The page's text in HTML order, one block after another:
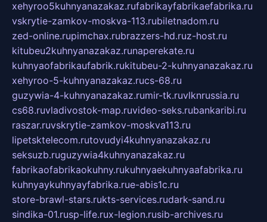
xehyroo5kuhnyanazakaz.rufabrikayfabrikaefabrika.ru
vskrytie-zamkov-moskva-113.rubiletnadom.ru
zed-online.rupimchax.rubrazzers-hd.ruz-host.ru
kitubeu2kuhnyanazakaz.runaperekate.ru
kuhnyaofabrikaufabrik.rukitubeu-2-kuhnyanazakaz.ru
xehyroo-5-kuhnyanazakaz.rucs-68.ru
guzywia-4-kuhnyanazakaz.rumir-tk.ruvlknrussia.ru
cs68.ruvladivostok-map.ruvideo-seks.rubankaribi.ru
raszar.ruvskrytie-zamkov-moskva113.ru
lipetsktelecom.rutovudyi4kuhnyanazakaz.ru
seksuzb.ruguzywia4kuhnyanazakaz.ru
fabrikaofabrikaokuhny.rukuhnyaekuhnyaafabrika.ru
kuhnyaykuhnyayfabrika.rue-abis1c.ru
store-brawl-stars.rukts-services.rudark-sand.ru
sindika-01.rusp-life.rux-legion.rusib-archives.ru